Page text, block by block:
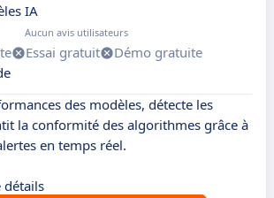
IA
Aucun avis utilisateurs
Essai gratuit
Démo gratuite
des modèles, détecte les
la conformité des algorithmes grâce à
en temps réel.
détails